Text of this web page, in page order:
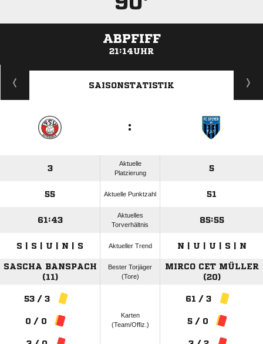
ABPFIFF
21:14UHR
ANZEIGE
SAISONSTATISTIK
:
3
Aktuelle
Platzierung
5
55 Aktuelle Punktzahl 51
61:43
Aktuelles
Torverhältnis
85:55
S | S | U | N | S Aktueller Trend N | U | U | S | N
SASCHA BANSPACH
(11)
Bester Torjäger
(Tore)
MIRCO CET MÜLLER
(20)
53 / 3
0 / 0
Karten
(Team/Offiz.)
61 / 3
5 / 0